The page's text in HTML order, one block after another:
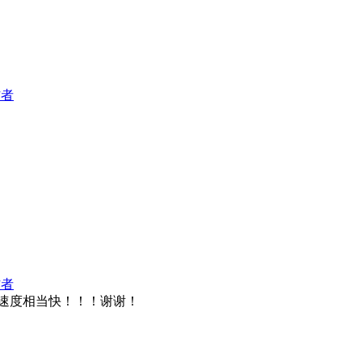
度相当快！！！谢谢！